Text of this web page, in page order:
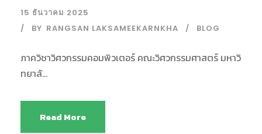
15 ธันวาคม 2025
BY RANGSAN LAKSAMEEKARNKHA BLOG
ภาควิชาวิศวกรรมคอมพิวเตอร์ คณะวิศวกรรมศาสตร์ มหาวิ
ทยาลั...
Read More